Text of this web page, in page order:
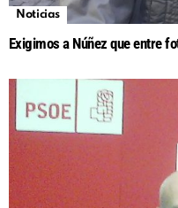
Noticias
Exigimos a Núñez que entre